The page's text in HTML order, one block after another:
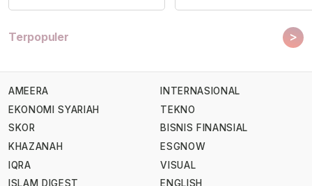
Terpopuler >
AMEERA
EKONOMI SYARIAH
SKOR
KHAZANAH
IQRA
ISLAM DIGEST
INTERNASIONAL
TEKNO
BISNIS FINANSIAL
ESGNOW
VISUAL
ENGLISH